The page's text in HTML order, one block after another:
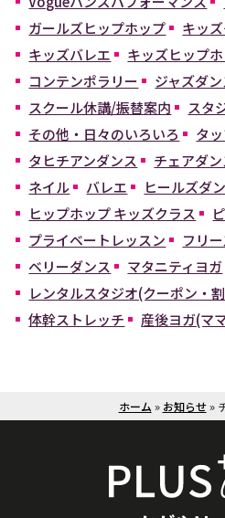
ガールズヒップホップ
キッ
キッズバレエ
キッズヒップ
コンテンポラリー
ジャズダン
スクール休講/振替案内
スタ
その他・日々のいろいろ
タ
タヒチアンダンス
チェアダン
ネイル
バレエ ヒールズダ
ヒップホップ キッズクラス
プライベートレッスン
フリ
ベリーダンス
マタニティヨガ
レンタルスタジオ(クーポン・
体幹ストレッチ
産後ヨガ(マ
ホーム » お知らせ»